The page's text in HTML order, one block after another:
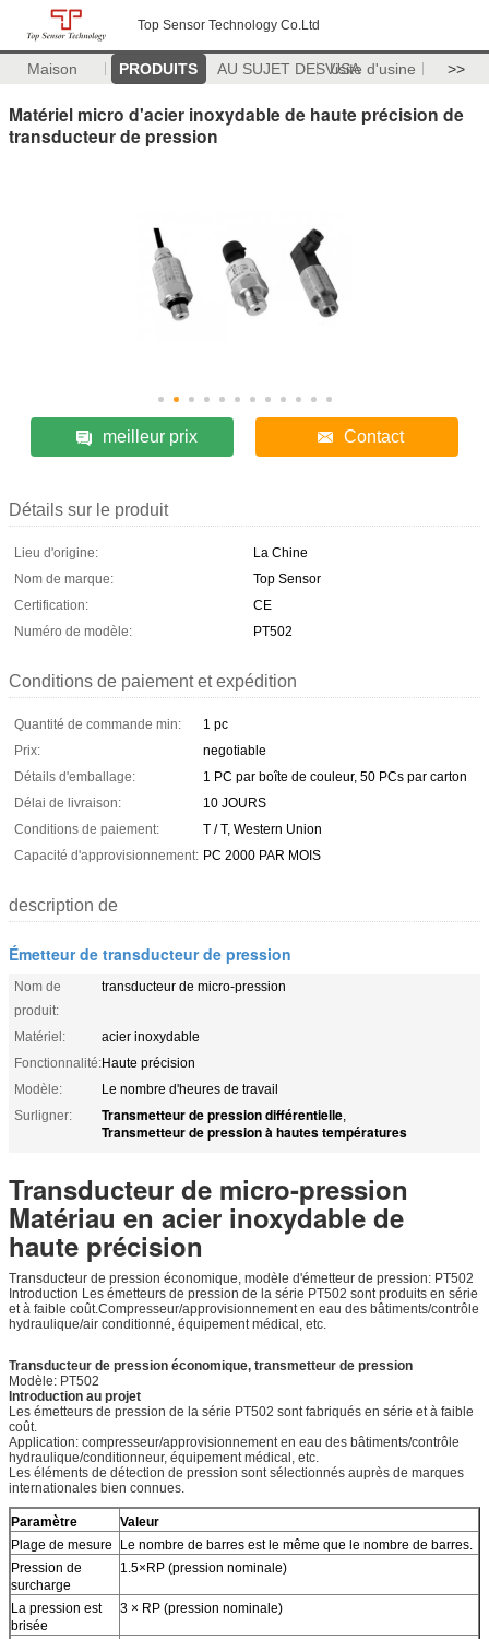
Top Sensor Technology Co.Ltd
Maison PRODUITS AU SUJET DES USAVisite d'usine >>
Matériel micro d'acier inoxydable de haute précision de
transducteur de pression
meilleur prix Contact
Détails sur le produit
Lieu d'origine:
La Chine
Nom de marque:
Top Sensor
Certification:
CE
Numéro de modèle:
PT502
Conditions de paiement et expédition
Quantité de commande min:
1 pc
Prix:
negotiable
Détails d'emballage:
1 PC par boîte de couleur, 50 PCs par carton
Délai de livraison:
10 JOURS
Conditions de paiement:
T / T, Western Union
Capacité d'approvisionnement: PC 2000 PAR MOIS
description de
Émetteur de transducteur de pression
Nom de
produit:
transducteur de micro-pression
Matériel:
acier inoxydable
Fonctionnalité:Haute précision
Modèle:
Le nombre d'heures de travail
Surligner:
Transmetteur de pression différentielle,
Transmetteur de pression à hautes températures
Transducteur de micro-pression
Matériau en acier inoxydable de
haute précision
Transducteur de pression économique, modèle d'émetteur de pression: PT502
Introduction Les émetteurs de pression de la série PT502 sont produits en série
et à faible coût.Compresseur/approvisionnement en eau des bâtiments/contrôle
hydraulique/air conditionné, équipement médical, etc.
Transducteur de pression économique, transmetteur de pression
Modèle: PT502
Introduction au projet
Les émetteurs de pression de la série PT502 sont fabriqués en série et à faible
coût.
Application: compresseur/approvisionnement en eau des bâtiments/contrôle
hydraulique/conditionneur, équipement médical, etc.
Les éléments de détection de pression sont sélectionnés auprès de marques
internationales bien connues.
Paramètre
Valeur
Plage de mesure
Le nombre de barres est le même que le nombre de barres.
Pression de
surcharge
1.5×RP (pression nominale)
La pression est
brisée
3 × RP (pression nominale)